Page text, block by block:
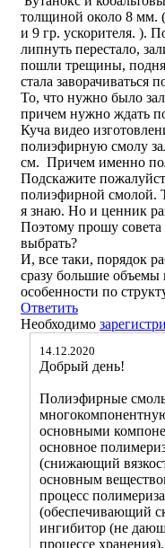
толщиной около 8 мм.
и 9 гр. ускорителя. ).
липнуть перестало,
пошли трещины,
стала заворачиваться
То, что нужно было
причем нужно ждать
Куча видео
полиэфирную смолу
см. Причем именно
Подскажите
полиэфирной смолой.
я знаю. Но и ценник
Поэтому прошу
выбрать?
И, все таки, порядок
сразу большие объемы
особенности по
Ответить
Необходимо
14.12.2020
Добрый день!
Полиэфирные
основными
основное
(снижающий
основным
процесс
(обеспечивающий
ингибитор (не
процессе хранения).